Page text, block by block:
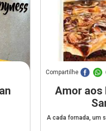
Compartilhe
Amor aos
A cada fornada, um